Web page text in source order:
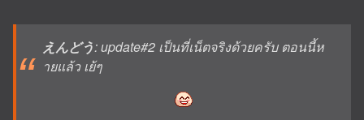
えんどう: update#2 เป็นที่เน็ตจริงด้วยครับ ตอนนี้ห
ายแล้ว เย้ๆ